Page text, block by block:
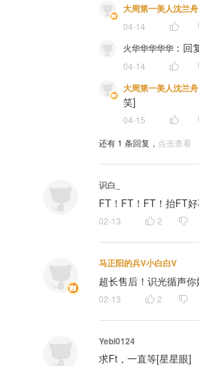
大周第一美人沈兰舟
04-14
火华华华华华 ： 回
04-14
大周第一美人沈兰舟
笑]
04-15
还有 1 条回复， 点击查看
识白_
FT！FT！FT！抬FT好
02-13 2
马正阳的兵V小白白V
超长售后！识光循声
02-13 2
Yebi0124
求Ft，一直等[星星眼]